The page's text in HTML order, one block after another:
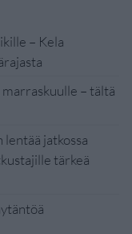
– Kela
– tältä
jatkossa
tärkeä